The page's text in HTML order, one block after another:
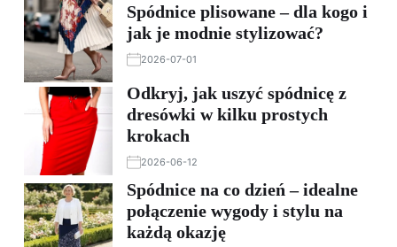
Spódnice plisowane – dla kogo i
jak je modnie stylizować?
2026-07-01
Odkryj, jak uszyć spódnicę z
dresówki w kilku prostych
krokach
2026-06-12
Spódnice na co dzień – idealne
połączenie wygody i stylu na
każdą okazję